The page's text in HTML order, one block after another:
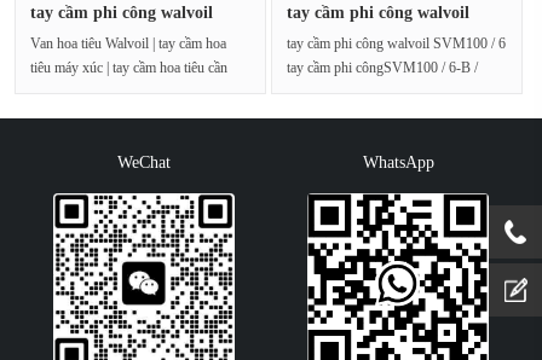
tay cầm phi công walvoil
Van hoa tiêu Walvoil | tay cầm hoa
tiêu máy xúc | tay cầm hoa tiêu cần
tay cầm phi công walvoil
tay cầm phi công walvoil SVM100 / 6
tay cầm phi côngSVM100 / 6-B /
WeChat WhatsApp